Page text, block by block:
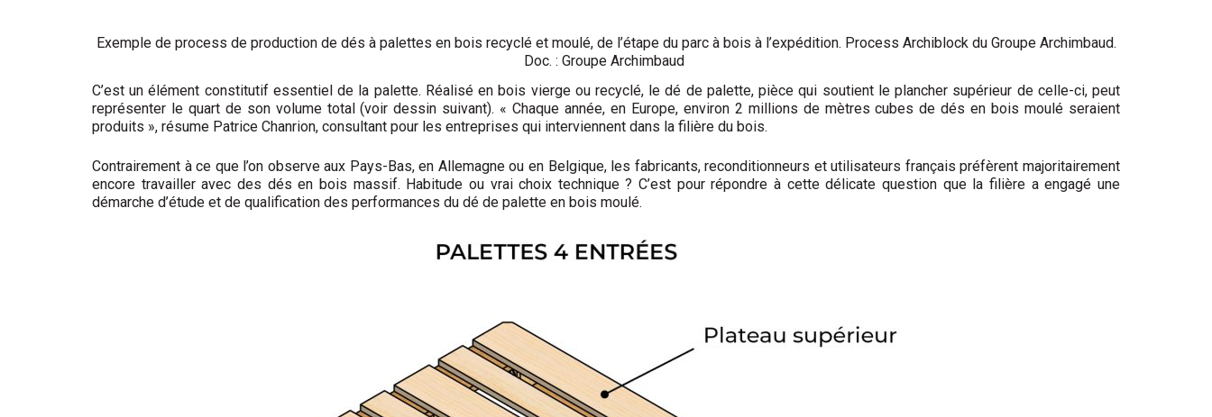
Exemple de process de production de dés à palettes en bois recyclé et moulé, de l’étape du parc à bois à l’expédition. Process Archiblock du Groupe Archimbaud.
Doc. : Groupe Archimbaud
C’est un élément constitutif essentiel de la palette. Réalisé en bois vierge ou recyclé, le dé de palette, pièce qui soutient le plancher supérieur de celle-ci, peut
représenter le quart de son volume total (voir dessin suivant). « Chaque année, en Europe, environ 2 millions de mètres cubes de dés en bois moulé seraient
produits », résume Patrice Chanrion, consultant pour les entreprises qui interviennent dans la filière du bois.
Contrairement à ce que l’on observe aux Pays-Bas, en Allemagne ou en Belgique, les fabricants, reconditionneurs et utilisateurs français préfèrent majoritairement
encore travailler avec des dés en bois massif. Habitude ou vrai choix technique ? C’est pour répondre à cette délicate question que la filière a engagé une
démarche d’étude et de qualification des performances du dé de palette en bois moulé.